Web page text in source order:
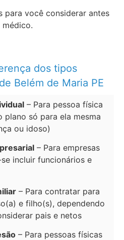
para você considerar antes
médico.
dos tipos
Belém de Maria PE
– Para pessoa física
plano só para ela mesma
ou idoso)
– Para empresas
incluir funcionários e
– Para contratar para
e filho(s), dependendo
pais e netos
– Para pessoas físicas